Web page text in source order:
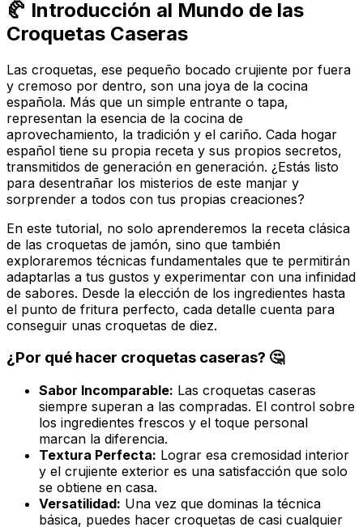
🥐 Introducción al Mundo de las
Croquetas Caseras
Las croquetas, ese pequeño bocado crujiente por fuera
y cremoso por dentro, son una joya de la cocina
española. Más que un simple entrante o tapa,
representan la esencia de la cocina de
aprovechamiento, la tradición y el cariño. Cada hogar
español tiene su propia receta y sus propios secretos,
transmitidos de generación en generación. ¿Estás listo
para desentrañar los misterios de este manjar y
sorprender a todos con tus propias creaciones?
En este tutorial, no solo aprenderemos la receta clásica
de las croquetas de jamón, sino que también
exploraremos técnicas fundamentales que te permitirán
adaptarlas a tus gustos y experimentar con una infinidad
de sabores. Desde la elección de los ingredientes hasta
el punto de fritura perfecto, cada detalle cuenta para
conseguir unas croquetas de diez.
¿Por qué hacer croquetas caseras? 🤔
Sabor Incomparable: Las croquetas caseras
siempre superan a las compradas. El control sobre
los ingredientes frescos y el toque personal
marcan la diferencia.
Textura Perfecta: Lograr esa cremosidad interior
y el crujiente exterior es una satisfacción que solo
se obtiene en casa.
Versatilidad: Una vez que dominas la técnica
básica, puedes hacer croquetas de casi cualquier